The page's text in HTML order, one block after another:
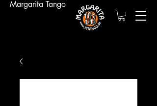
Margarita Tango